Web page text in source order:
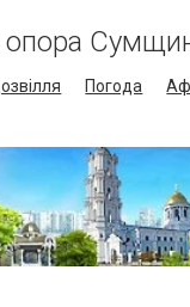
опора
Погода